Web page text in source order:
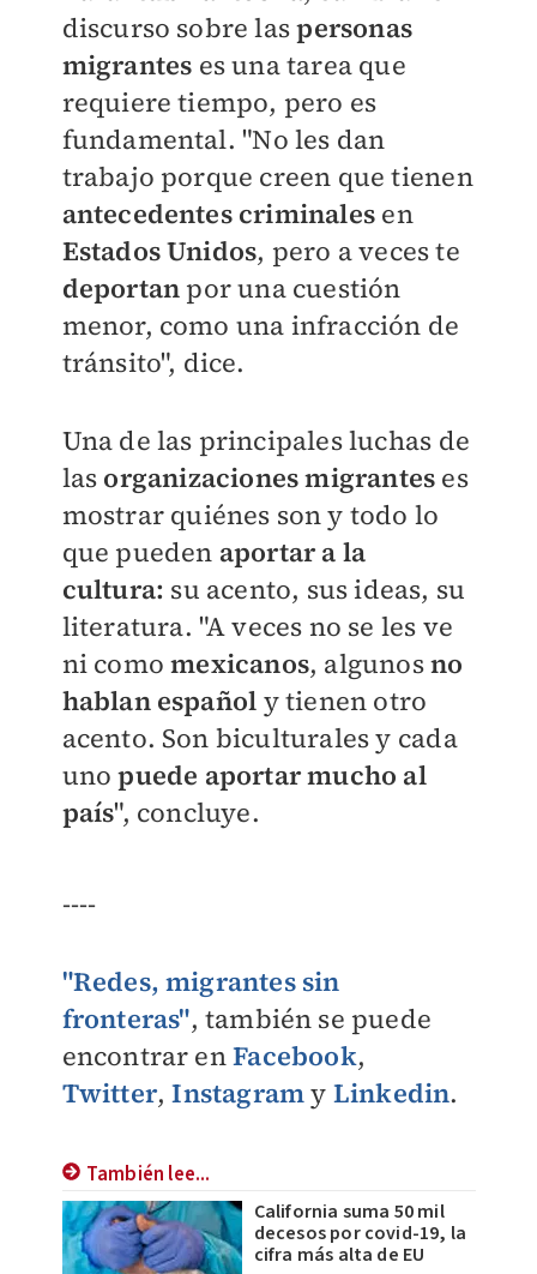
discurso sobre laspersonas
migrantes es una tarea que
requiere tiempo, pero es
fundamental. "No les dan
trabajo porque creen que tienen
antecedentes criminales en
Estados Unidos, pero a veces te
deportan por una cuestión
menor, como una infracción de
tránsito", dice.
Una de las principales luchas de
las organizaciones migrantes es
mostrar quiénes son y todo lo
que pueden aportar a la
cultura: su acento, sus ideas, su
literatura. "A veces no se les ve
ni comomexicanos, algunosno
hablan español y tienen otro
acento. Son biculturales y cada
unopuede aportar mucho al
país", concluye.
----
"Redes, migrantes sin
fronteras", también se puede
encontrar enFacebook,
Twitter,Instagramy Linkedin.
También lee...
California suma 50 mil
decesos por covid-19, la
cifra más alta de EU